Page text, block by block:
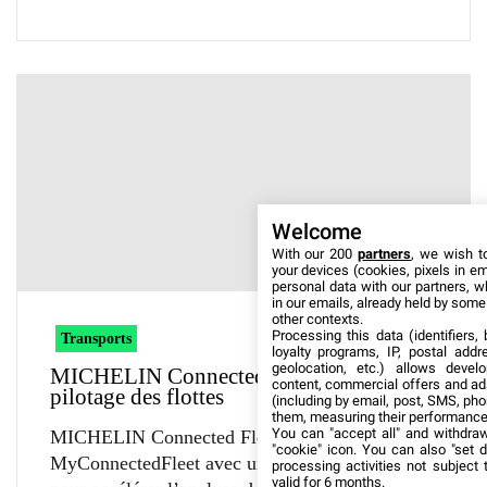
Transports
MICHELIN Connected Fleet simplifie le
pilotage des flottes
MICHELIN Connected Fleet enrichit
MyConnectedFleet avec un assistant IA conçu
Welcome
With our 200partners, we wish
your devices (cookies, pixels in
personal data with our partners,
in our emails, already held by
other contexts.
Processing this data (identifiers,
loyalty programs, IP, postal
geolocation, etc.) allows
content, commercial offers and
(including by email, post, SMS,
them, measuring their
You can "accept all" and
"cookie" icon. You can also "set
processing activities not subject
valid for 6 months.